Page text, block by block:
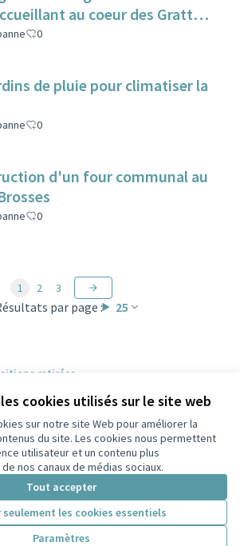
cookies utilisés sur le site web
sur notre site Web pour améliorer la
du site. Les cookies nous permettent
utilisateur et un contenu plus
nos canaux de médias sociaux.
Tout accepter
seulement les cookies essentiels
Paramètres
au coeur des Gratte-
0
de pluie pour climatiser la
0
d'un four communal au
0
par page : 25
1 2 3
retirées
sur Xsur Facebook
sur Instagram
Villeurbanne sur YouTube
Licence
(Lien